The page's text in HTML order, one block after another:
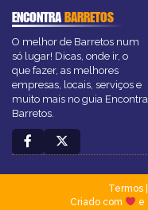
ENCONTRABARRETOS
O melhor de Barretos num
só lugar! Dicas, onde ir, o
que fazer, as melhores
empresas, locais, serviços e
muito mais no guia Encontra
Barretos.
Termos|
Criado com
e